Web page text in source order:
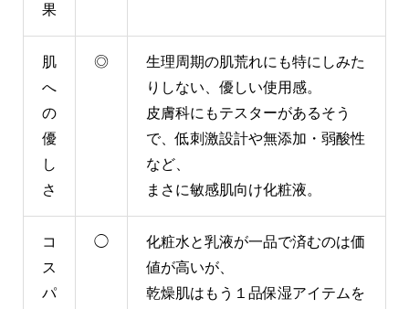
果
肌
へ
の
優
し
さ
◎
生理周期の肌荒れにも特にしみた
りしない、優しい使用感。
皮膚科にもテスターがあるそう
で、低刺激設計や無添加・弱酸性
など、
まさに敏感肌向け化粧液。
コ
ス
パ
◯
化粧水と乳液が一品で済むのは価
値が高いが、
乾燥肌はもう１品保湿アイテムを